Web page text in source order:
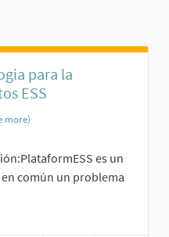
para la
ESS
more)
es un
común un problema